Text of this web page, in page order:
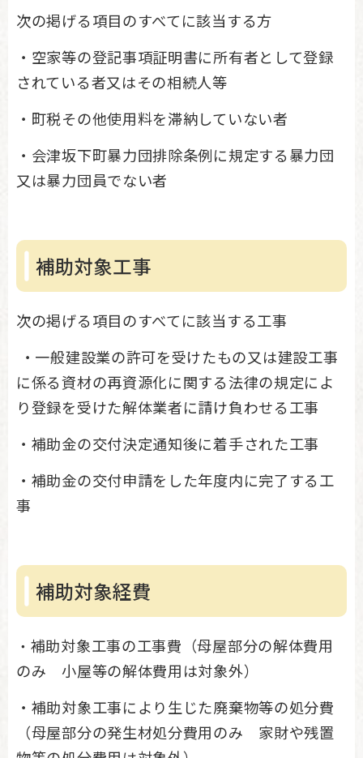
次の掲げる項目のすべてに該当する方
・空家等の登記事項証明書に所有者として登録
されている者又はその相続人等
・町税その他使用料を滞納していない者
・会津坂下町暴力団排除条例に規定する暴力団
又は暴力団員でない者
補助対象工事
次の掲げる項目のすべてに該当する工事
・一般建設業の許可を受けたもの又は建設工事
に係る資材の再資源化に関する法律の規定によ
り登録を受けた解体業者に請け負わせる工事
・補助金の交付決定通知後に着手された工事
・補助金の交付申請をした年度内に完了する工
事
補助対象経費
・ 補助対象工事の工事費（母屋部分の解体費用
のみ 小屋等の解体費用は対象外）
・補助対象工事により生じた廃棄物等の処分費
（母屋部分の発生材処分費用のみ 家財や残置